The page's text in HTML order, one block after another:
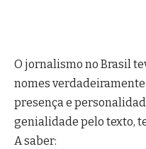
O jornalismo no Brasil
nomes
presença e
genialidade pelo texto,
A saber: